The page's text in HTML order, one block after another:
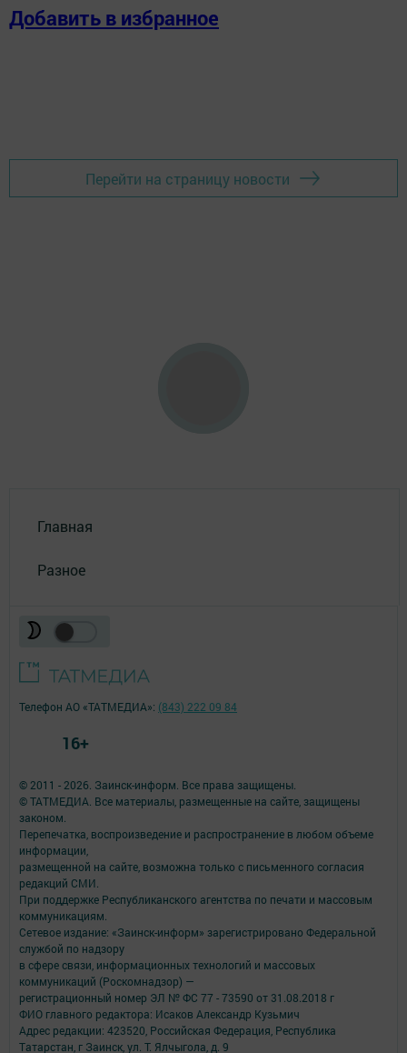
Добавить в избранное
Перейти на страницу новости
Главная
Разное
© 2011 - 2026. Заинск-информ. Все права защищены.
© ТАТМЕДИА. Все материалы, размещенные на сайте, защищены
законом.
Перепечатка, воспроизведение и распространение в любом объеме
информации,
размещенной на сайте, возможна только с письменного согласия
редакций СМИ.
При поддержке Республиканского агентства по печати и массовым
коммуникациям.
Сетевое издание: «Заинск-информ» зарегистрировано Федеральной
службой по надзору
в сфере связи, информационных технологий и массовых
коммуникаций (Роскомнадзор) —
регистрационный номер ЭЛ № ФС 77 - 73590 от 31.08.2018 г
ФИО главного редактора: Исаков Александр Кузьмич
Адрес редакции: 423520, Российская Федерация, Республика
Татарстан, г Заинск, ул. Т. Ялчыгола, д. 9
Телефон АО «ТАТМЕДИА»: (843) 222 09 84
16+